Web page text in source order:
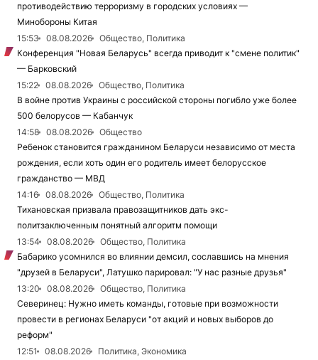
противодействию терроризму в городских условиях —
Минобороны Китая
15:53
08.08.2026
Общество, Политика
Конференция "Новая Беларусь" всегда приводит к "смене политик"
— Барковский
15:22
08.08.2026
Общество, Политика
В войне против Украины с российской стороны погибло уже более
500 белорусов — Кабанчук
14:58
08.08.2026
Общество
Ребенок становится гражданином Беларуси независимо от места
рождения, если хоть один его родитель имеет белорусское
гражданство — МВД
14:16
08.08.2026
Общество, Политика
Тихановская призвала правозащитников дать экс-
политзаключенным понятный алгоритм помощи
13:54
08.08.2026
Общество, Политика
Бабарико усомнился во влиянии демсил, сославшись на мнения
"друзей в Беларуси", Латушко парировал: "У нас разные друзья"
13:20
08.08.2026
Общество, Политика
Северинец: Нужно иметь команды, готовые при возможности
провести в регионах Беларуси "от акций и новых выборов до
реформ"
12:51
08.08.2026
Политика, Экономика